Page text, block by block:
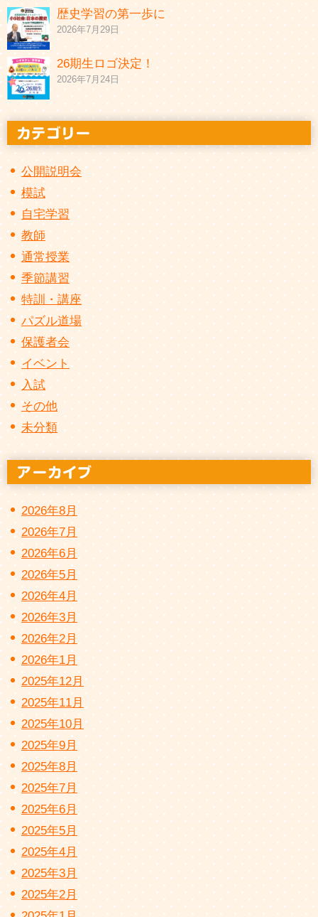
歴史学習の第一歩に
2026年7月29日
26期生ロゴ決定！
2026年7月24日
公開説明会
模試
自宅学習
教師
通常授業
季節講習
特訓・講座
パズル道場
保護者会
イベント
入試
その他
未分類
2026年8月
2026年7月
2026年6月
2026年5月
2026年4月
2026年3月
2026年2月
2026年1月
2025年12月
2025年11月
2025年10月
2025年9月
2025年8月
2025年7月
2025年6月
2025年5月
2025年4月
2025年3月
2025年2月